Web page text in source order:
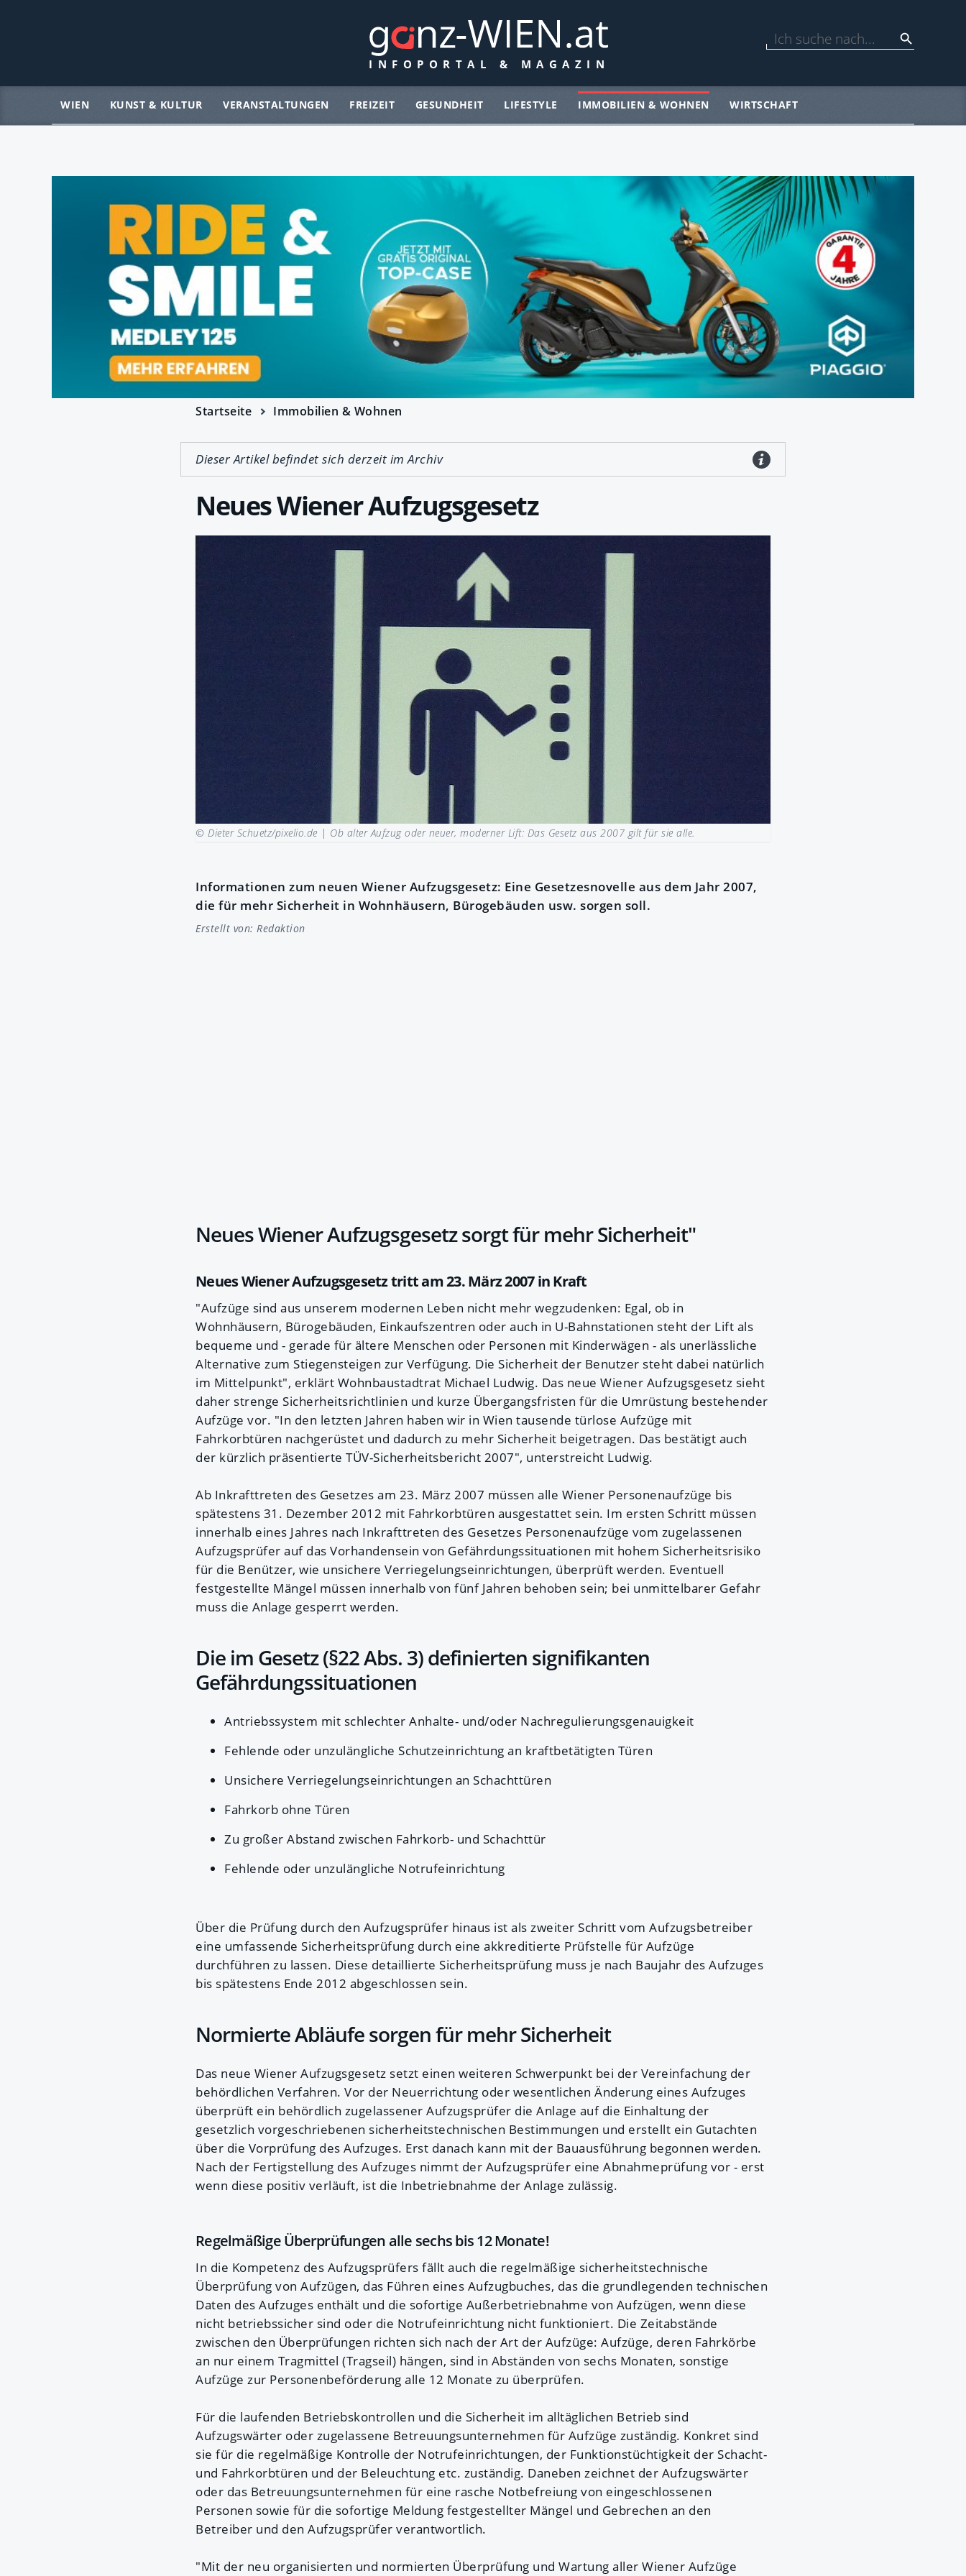
WIEN KUNST & KULTUR VERANSTALTUNGEN FREIZEIT GESUNDHEIT LIFESTYLE IMMOBILIEN & WOHNEN WIRTSCHAFT
Startseite Immobilien & Wohnen
Dieser Artikel befindet sich derzeit im Archiv
Neues Wiener Aufzugsgesetz
© Dieter Schuetz/pixelio.de | Ob alter Aufzug oder neuer, moderner Lift: Das Gesetz aus 2007 gilt für sie alle.
Informationen zum neuen Wiener Aufzugsgesetz: Eine Gesetzesnovelle aus dem Jahr 2007,
die für mehr Sicherheit in Wohnhäusern, Bürogebäuden usw. sorgen soll.
Erstellt von: Redaktion
Neues Wiener Aufzugsgesetz sorgt für mehr Sicherheit"
Neues Wiener Aufzugsgesetz tritt am 23. März 2007 in Kraft
"Aufzüge sind aus unserem modernen Leben nicht mehr wegzudenken: Egal, ob in
Wohnhäusern, Bürogebäuden, Einkaufszentren oder auch in U-Bahnstationen steht der Lift als
bequeme und - gerade für ältere Menschen oder Personen mit Kinderwägen - als unerlässliche
Alternative zum Stiegensteigen zur Verfügung. Die Sicherheit der Benutzer steht dabei natürlich
im Mittelpunkt", erklärt Wohnbaustadtrat Michael Ludwig. Das neue Wiener Aufzugsgesetz sieht
daher strenge Sicherheitsrichtlinien und kurze Übergangsfristen für die Umrüstung bestehender
Aufzüge vor. "In den letzten Jahren haben wir in Wien tausende türlose Aufzüge mit
Fahrkorbtüren nachgerüstet und dadurch zu mehr Sicherheit beigetragen. Das bestätigt auch
der kürzlich präsentierte TÜV-Sicherheitsbericht 2007", unterstreicht Ludwig.
Ab Inkrafttreten des Gesetzes am 23. März 2007 müssen alle Wiener Personenaufzüge bis
spätestens 31. Dezember 2012 mit Fahrkorbtüren ausgestattet sein. Im ersten Schritt müssen
innerhalb eines Jahres nach Inkrafttreten des Gesetzes Personenaufzüge vom zugelassenen
Aufzugsprüfer auf das Vorhandensein von Gefährdungssituationen mit hohem Sicherheitsrisiko
für die Benützer, wie unsichere Verriegelungseinrichtungen, überprüft werden. Eventuell
festgestellte Mängel müssen innerhalb von fünf Jahren behoben sein; bei unmittelbarer Gefahr
muss die Anlage gesperrt werden.
Die im Gesetz (§22 Abs. 3) definierten signifikanten
Gefährdungssituationen
Antriebssystem mit schlechter Anhalte- und/oder Nachregulierungsgenauigkeit
Fehlende oder unzulängliche Schutzeinrichtung an kraftbetätigten Türen
Unsichere Verriegelungseinrichtungen an Schachttüren
Fahrkorb ohne Türen
Zu großer Abstand zwischen Fahrkorb- und Schachttür
Fehlende oder unzulängliche Notrufeinrichtung
Über die Prüfung durch den Aufzugsprüfer hinaus ist als zweiter Schritt vom Aufzugsbetreiber
eine umfassende Sicherheitsprüfung durch eine akkreditierte Prüfstelle für Aufzüge
durchführen zu lassen. Diese detaillierte Sicherheitsprüfung muss je nach Baujahr des Aufzuges
bis spätestens Ende 2012 abgeschlossen sein.
Normierte Abläufe sorgen für mehr Sicherheit
Das neue Wiener Aufzugsgesetz setzt einen weiteren Schwerpunkt bei der Vereinfachung der
behördlichen Verfahren. Vor der Neuerrichtung oder wesentlichen Änderung eines Aufzuges
überprüft ein behördlich zugelassener Aufzugsprüfer die Anlage auf die Einhaltung der
gesetzlich vorgeschriebenen sicherheitstechnischen Bestimmungen und erstellt ein Gutachten
über die Vorprüfung des Aufzuges. Erst danach kann mit der Bauausführung begonnen werden.
Nach der Fertigstellung des Aufzuges nimmt der Aufzugsprüfer eine Abnahmeprüfung vor - erst
wenn diese positiv verläuft, ist die Inbetriebnahme der Anlage zulässig.
Regelmäßige Überprüfungen alle sechs bis 12 Monate!
In die Kompetenz des Aufzugsprüfers fällt auch die regelmäßige sicherheitstechnische
Überprüfung von Aufzügen, das Führen eines Aufzugbuches, das die grundlegenden technischen
Daten des Aufzuges enthält und die sofortige Außerbetriebnahme von Aufzügen, wenn diese
nicht betriebssicher sind oder die Notrufeinrichtung nicht funktioniert. Die Zeitabstände
zwischen den Überprüfungen richten sich nach der Art der Aufzüge: Aufzüge, deren Fahrkörbe
an nur einem Tragmittel (Tragseil) hängen, sind in Abständen von sechs Monaten, sonstige
Aufzüge zur Personenbeförderung alle 12 Monate zu überprüfen.
Für die laufenden Betriebskontrollen und die Sicherheit im alltäglichen Betrieb sind
Aufzugswärter oder zugelassene Betreuungsunternehmen für Aufzüge zuständig. Konkret sind
sie für die regelmäßige Kontrolle der Notrufeinrichtungen, der Funktionstüchtigkeit der Schacht-
und Fahrkorbtüren und der Beleuchtung etc. zuständig. Daneben zeichnet der Aufzugswärter
oder das Betreuungsunternehmen für eine rasche Notbefreiung von eingeschlossenen
Personen sowie für die sofortige Meldung festgestellter Mängel und Gebrechen an den
Betreiber und den Aufzugsprüfer verantwortlich.
"Mit der neu organisierten und normierten Überprüfung und Wartung aller Wiener Aufzüge